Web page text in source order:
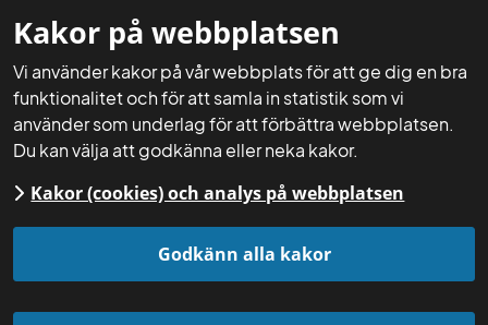
Kakor på webbplatsen
Vi använder kakor på vår webbplats för att ge dig en bra
funktionalitet och för att samla in statistik som vi
använder som underlag för att förbättra webbplatsen.
Du kan välja att godkänna eller neka kakor.
Kakor (cookies) och analys på webbplatsen
Godkänn alla kakor
Mina sidor
Startsida Aktuellt Nyheter